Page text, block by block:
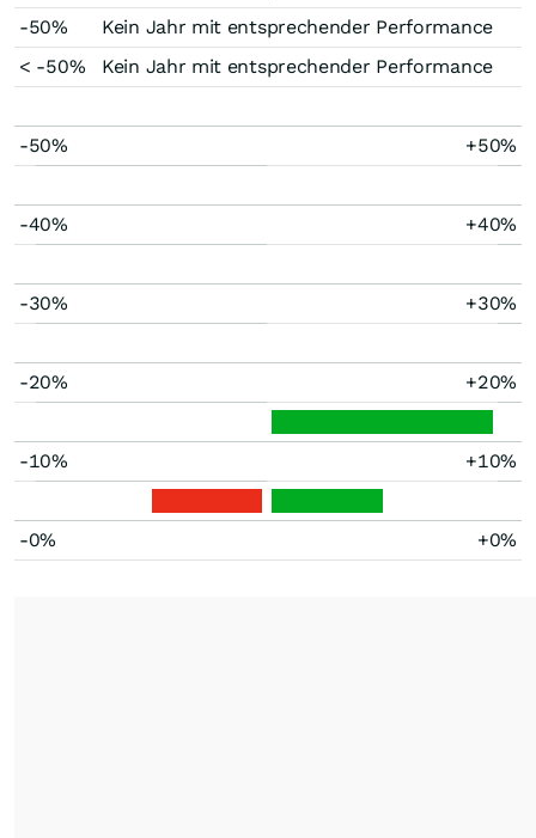
-50%
Kein Jahr mit entsprechender Performance
< -50%
Kein Jahr mit entsprechender Performance
-50% +50%
-40% +40%
-30% +30%
-20% +20%
-10% +10%
-0% +0%